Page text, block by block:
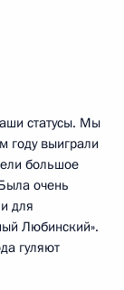
статусы. Мы
году выиграли
большое
очень
для
Любинский».
гуляют